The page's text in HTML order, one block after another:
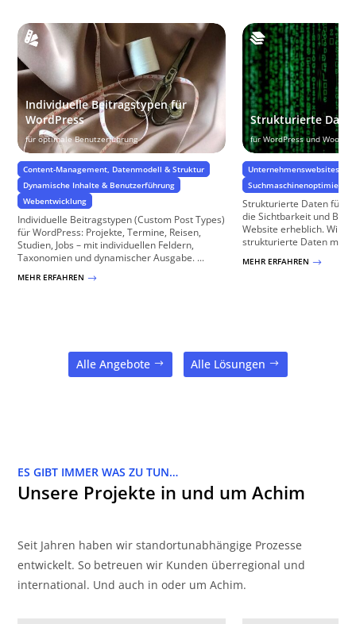
Individuelle Beitragstypen für
WordPress
für optimale Benutzerführung
Content-Management, Datenmodell & Struktur
Dynamische Inhalte & Benutzerführung
Webentwicklung
Individuelle Beitragstypen (Custom Post Types)
für WordPress: Projekte, Termine, Reisen,
Studien, Jobs – mit individuellen Feldern,
Taxonomien und dynamischer Ausgabe. ...
MEHR ERFAHREN $
Strukturierte
für WordPress und
Unternehmenswebsites
Suchmaschinenoptimierung
Strukturierte Daten für
die Sichtbarkeit und
Website erheblich. Wir
strukturierte Daten mit
MEHR ERFAHREN $
Alle Angebote Alle Lösungen
ES GIBT IMMER WAS ZU TUN…
Unsere Projekte in und um Achim
Seit Jahren haben wir standortunabhängige Prozesse
entwickelt. So betreuen wir Kunden überregional und
international. Und auch in oder um Achim.